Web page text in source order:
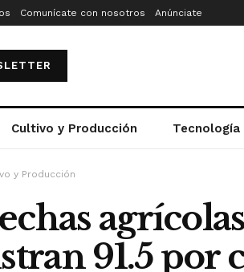
Comunícate con nosotros Anúnciate
Cultivo y Producción Tecnología
y Producción
91.5 por